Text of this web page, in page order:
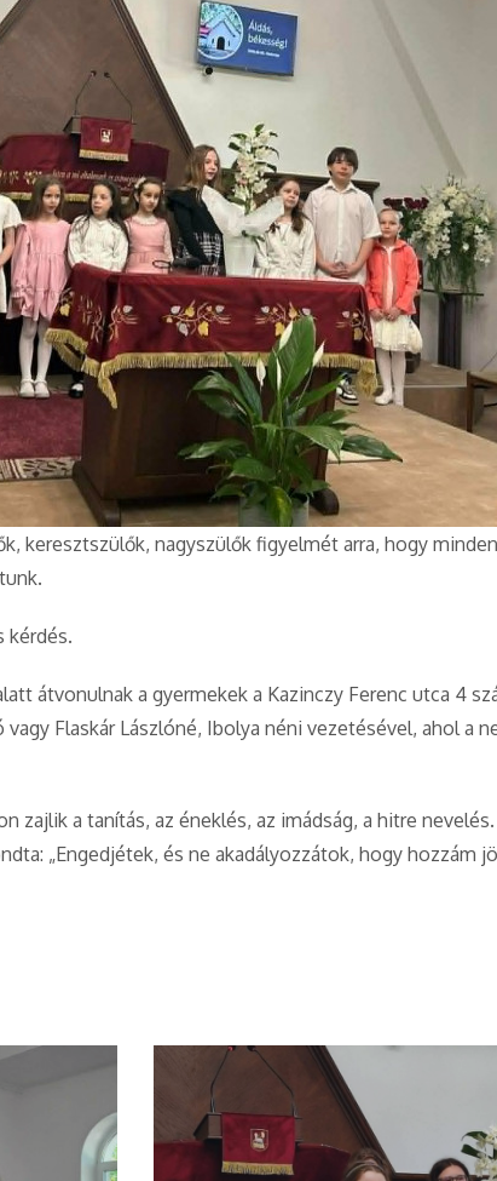
keresztszülők, nagyszülők figyelmét arra, hogy
kérdés.
átvonulnak a gyermekek a Kazinczy Ferenc utca 4
Flaskár Lászlóné, Ibolya néni vezetésével, ahol a
zajlik a tanítás, az éneklés, az imádság, a hitre
„Engedjétek, és ne akadályozzátok, hogy hozzám